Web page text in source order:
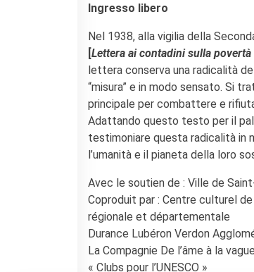
Bottega
Residenze 2026
Residenze passate
Cantieri Culturali alla Zisa
CERCA
Ingresso libero
Nel 1938, alla vigilia della
Lettera ai contadini sulla povertà
lettera conserva una radicalità
“misura” e in modo sensato. Si
principale per combattere e
Adattando questo testo per il
testimoniare questa radicalità in
l’umanità e il pianeta della loro
Avec le soutien de : Ville de
Coproduit par : Centre culturel
régionale et départementale
Durance Lubéron Verdon
La Compagnie De l’âme à la
« Clubs pour l’UNESCO »